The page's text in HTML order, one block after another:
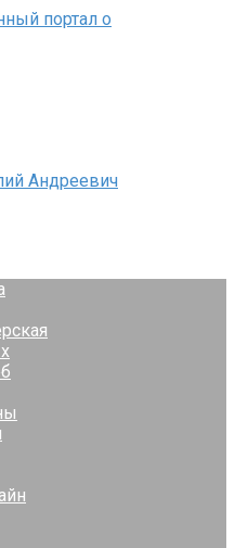
Андреевич